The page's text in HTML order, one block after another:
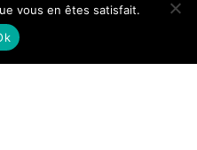
12h / 14h - 18h
: Fermé
: Fermé
vous en êtes satisfait.